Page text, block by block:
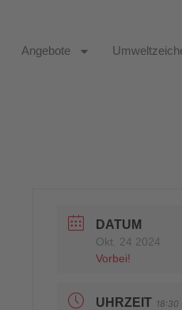
Angebote
DATUM
Okt. 24 2024
Vorbei!
UHRZEIT 18:30